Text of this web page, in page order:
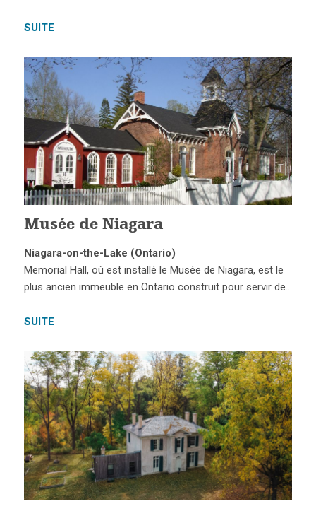
SUITE
Musée de Niagara
Niagara-on-the-Lake (Ontario)
Memorial Hall, où est installé le Musée de Niagara, est le
plus ancien immeuble en Ontario construit pour servir de…
SUITE